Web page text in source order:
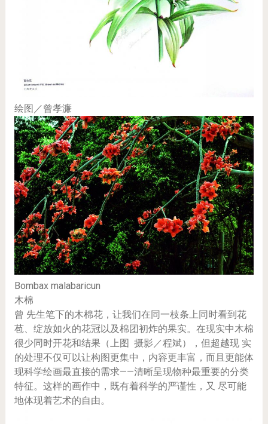
绘图／曾孝濂
Bombax malabaricun
木棉
曾 先生笔下的木棉花，让我们在同一枝条上同时看到花
苞、绽放如火的花冠以及棉团初炸的果实。在现实中木棉
很少同时开花和结果（上图 摄影／程斌），但超越现 实
的处理不仅可以让构图更集中，内容更丰富，而且更能体
现科学绘画最直接的需求——清晰呈现物种最重要的分类
特征。这样的画作中，既有着科学的严谨性，又 尽可能
地体现着艺术的自由。